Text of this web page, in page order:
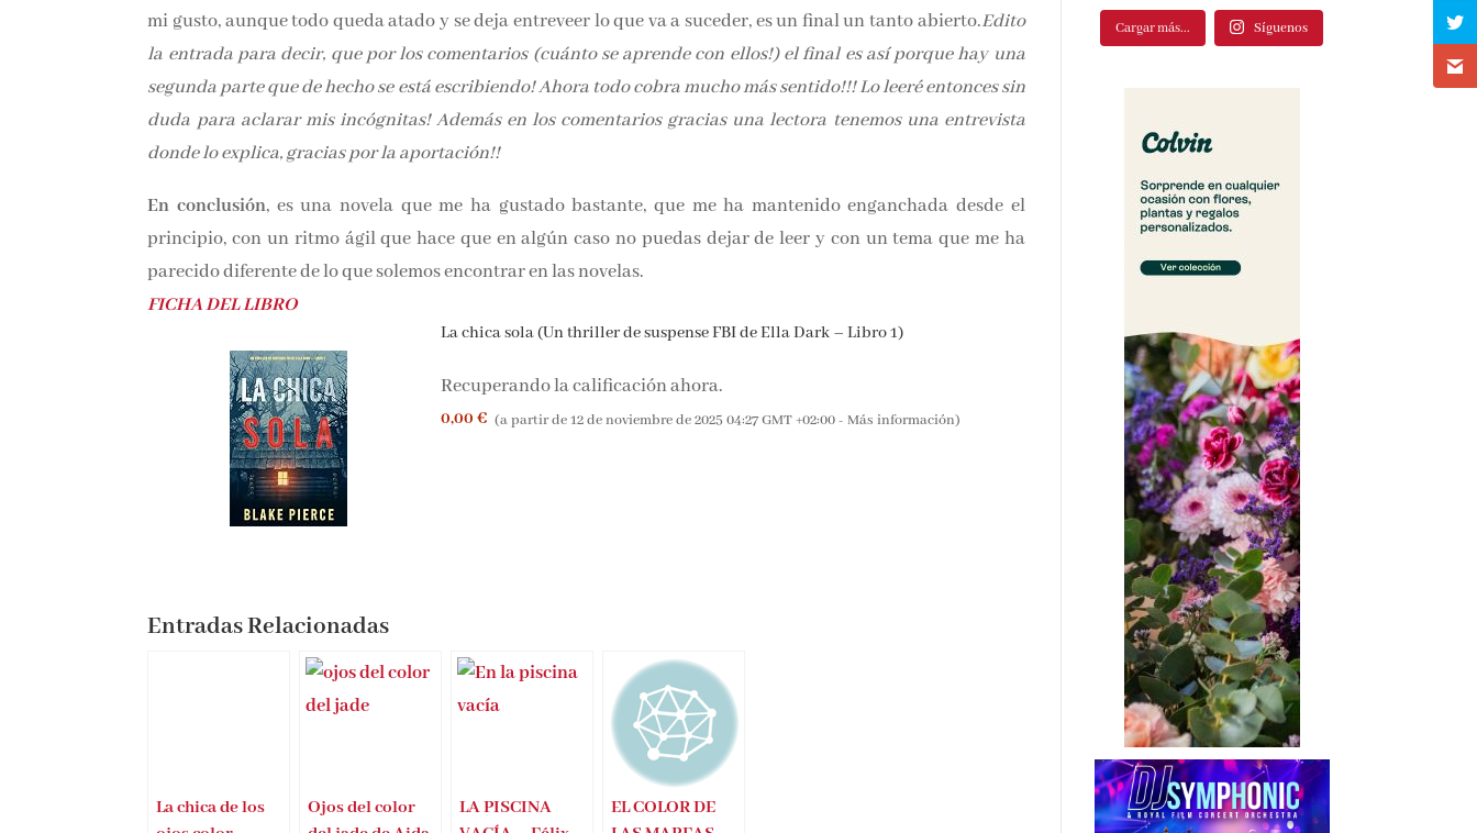
poco precipitado y que se podría haber desarrollado un poco más o dejarlo un poco más cerrado ya que,
para mi gusto, aunque todo queda atado y se deja entreveer lo que va a suceder, es un final un tanto
abierto.Edito la entrada para decir, que por los comentarios (cuánto se aprende con ellos!) el final es así
porque hay una segunda parte que de hecho se está escribiendo! Ahora todo cobra mucho más sentido!!! Lo
leeré entonces sin duda para aclarar mis incógnitas! Además en los comentarios gracias una lectora
En conclusión , es una novela que me ha gustado bastante, que me ha mantenido enganchada desde el
principio, con un ritmo ágil que hace que en algún caso no puedas dejar de leer y con un tema que me ha
parecido diferente de lo que solemos encontrar en las novelas.
Recuperando la calificación ahora.
Entradas Relacionadas
Cargar más... Síguenos